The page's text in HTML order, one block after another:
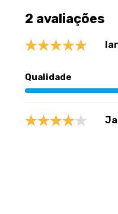
2 avaliações
Qualidade